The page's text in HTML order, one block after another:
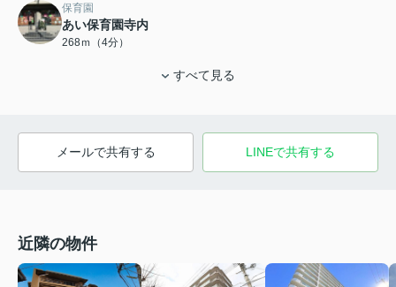
保育園
あい保育園寺内
268ｍ（4分）
すべて見る
メールで共有する LINEで共有する
近隣の物件